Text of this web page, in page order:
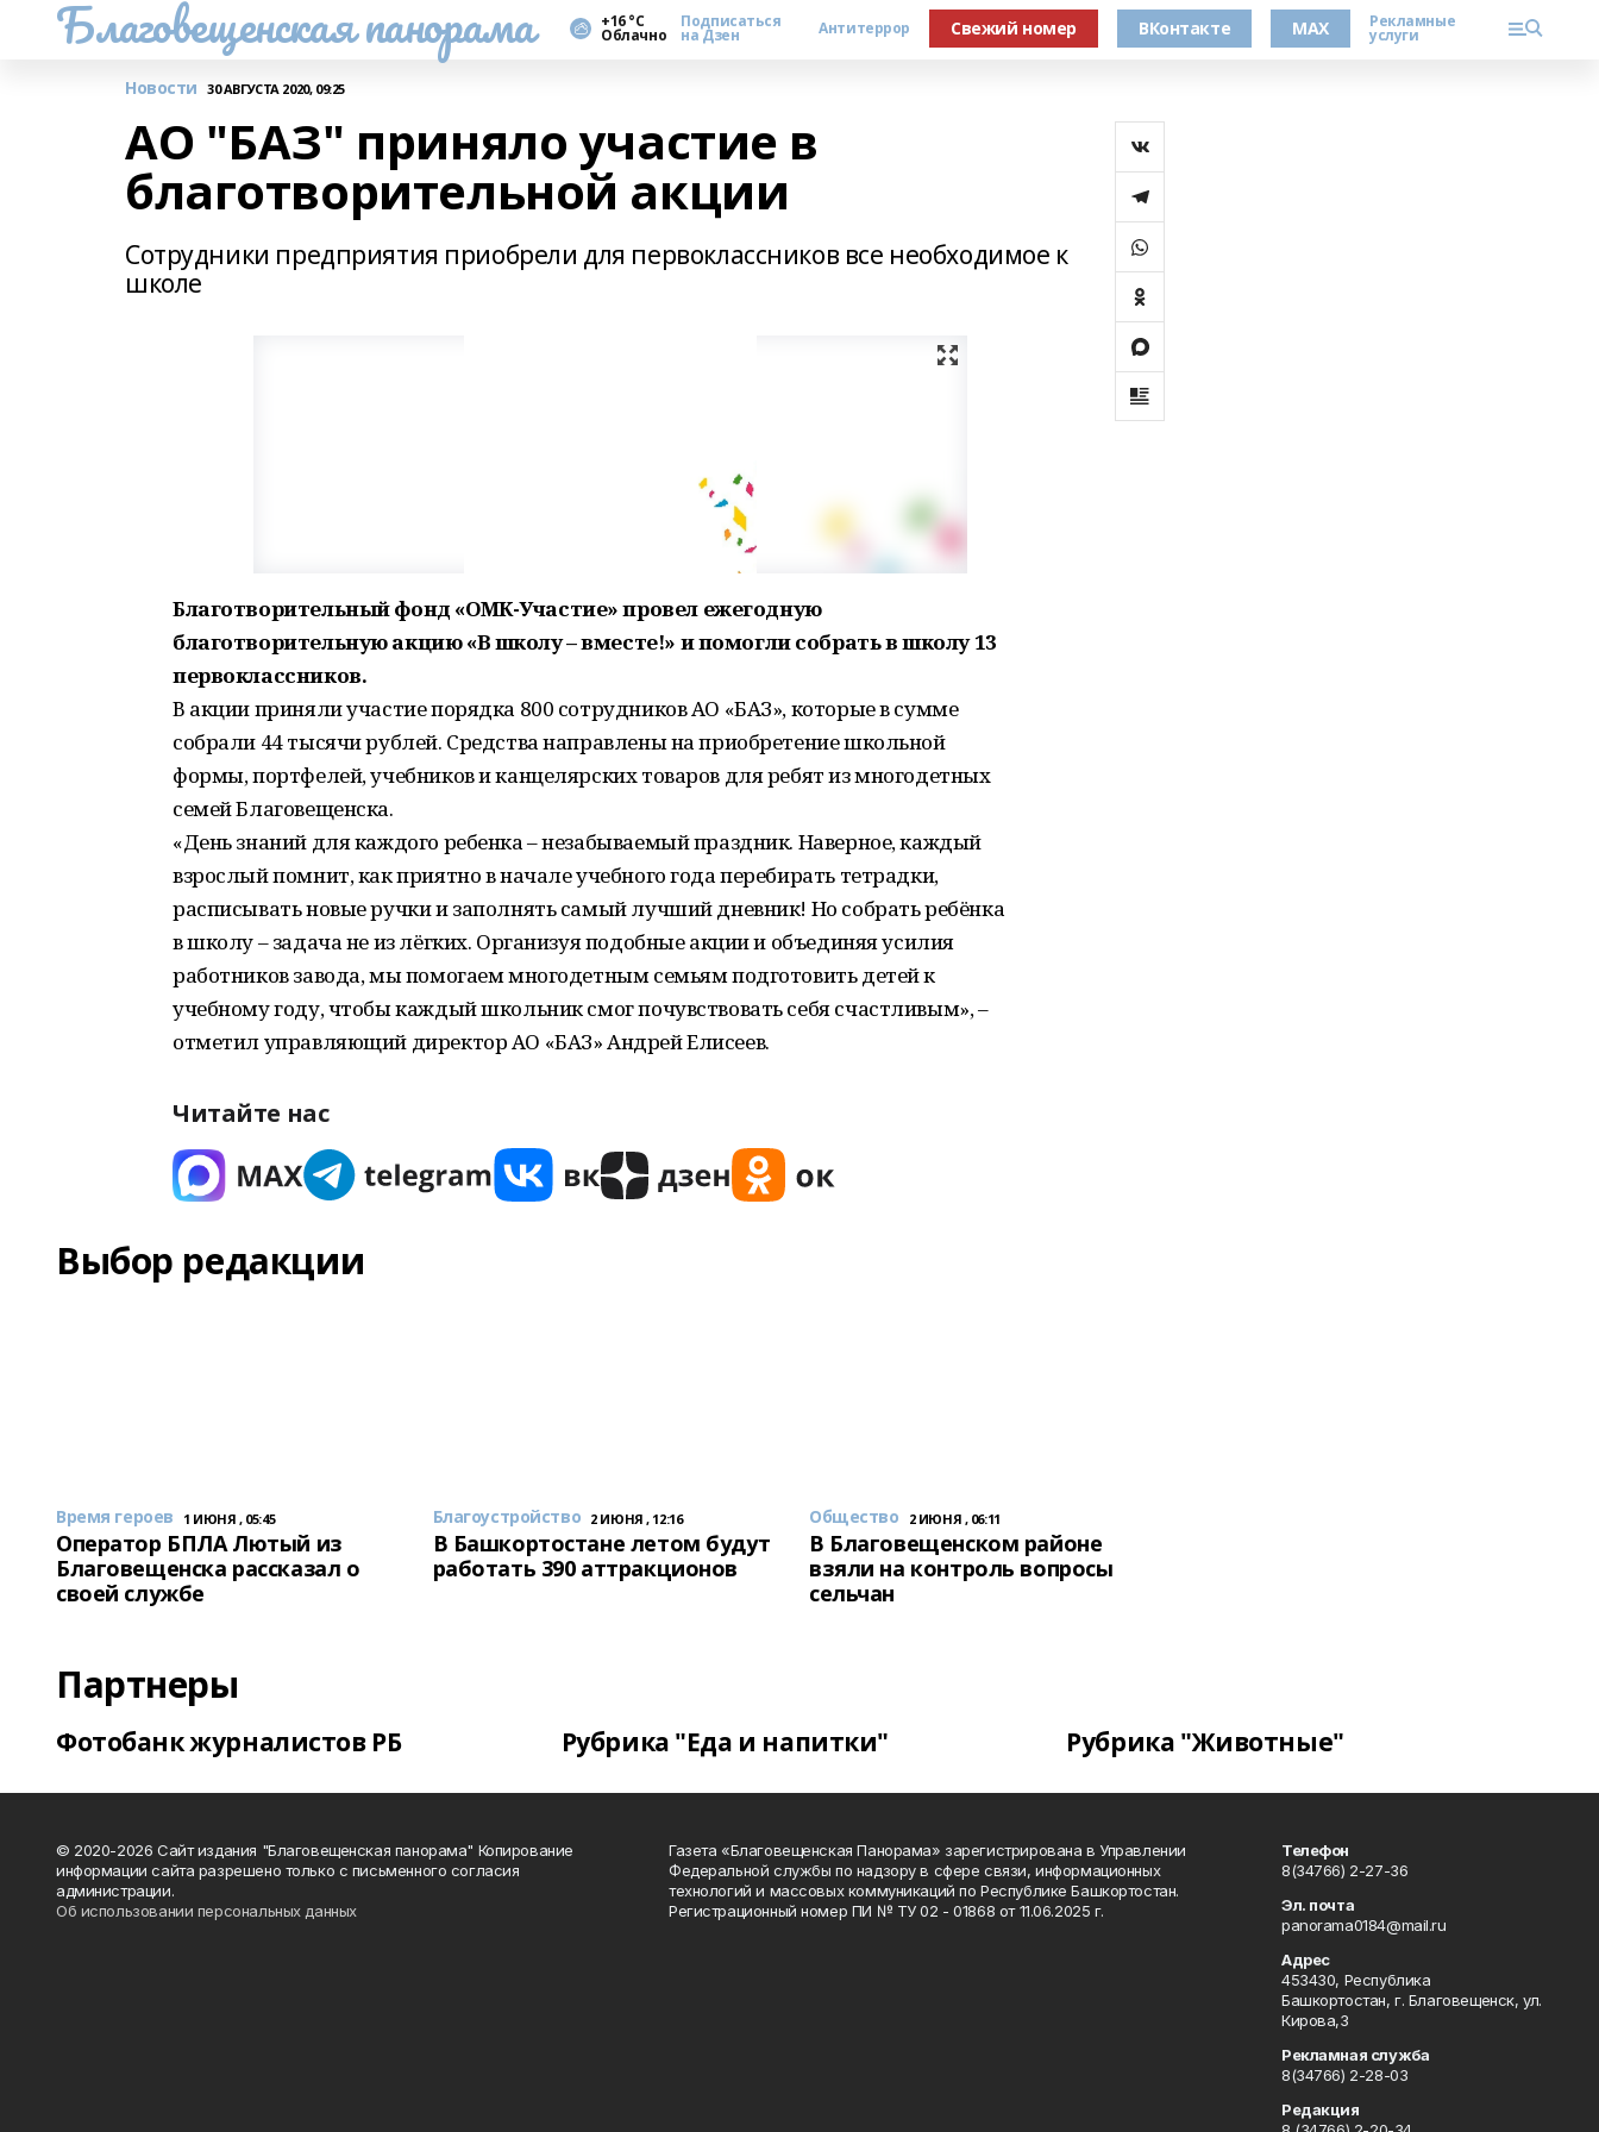
Благовещенская панорама +16 °С
Облачно
Подписаться
на Дзен Антитеррор Свежий номер ВКонтакте MAX Рекламные
услуги
Новости 30 АВГУСТА 2020, 09:25
АО "БАЗ" приняло участие в
благотворительной акции
Сотрудники предприятия приобрели для первоклассников все необходимое к
школе
Благотворительный фонд «ОМК-Участие» провел ежегодную
благотворительную акцию «В школу – вместе!» и помогли собрать в школу 13
первоклассников.
В акции приняли участие порядка 800 сотрудников АО «БАЗ», которые в сумме
собрали 44 тысячи рублей. Средства направлены на приобретение школьной
формы, портфелей, учебников и канцелярских товаров для ребят из многодетных
семей Благовещенска.
«День знаний для каждого ребенка – незабываемый праздник. Наверное, каждый
взрослый помнит, как приятно в начале учебного года перебирать тетрадки,
расписывать новые ручки и заполнять самый лучший дневник! Но собрать ребёнка
в школу – задача не из лёгких. Организуя подобные акции и объединяя усилия
работников завода, мы помогаем многодетным семьям подготовить детей к
учебному году, чтобы каждый школьник смог почувствовать себя счастливым», –
отметил управляющий директор АО «БАЗ» Андрей Елисеев.
Читайте нас
Выбор редакции
Время героев 1 ИЮНЯ , 05:45
Оператор БПЛА Лютый из
Благовещенска рассказал о
своей службе
Благоустройство 2 ИЮНЯ , 12:16
В Башкортостане летом будут
работать 390 аттракционов
Общество 2 ИЮНЯ , 06:11
В Благовещенском районе
взяли на контроль вопросы
сельчан
Партнеры
Фотобанк журналистов РБ Рубрика "Еда и напитки" Рубрика "Животные"
© 2020-2026 Сайт издания "Благовещенская панорама" Копирование
информации сайта разрешено только с письменного согласия
администрации.
Об использовании персональных данных
Газета «Благовещенская Панорама» зарегистрирована в Управлении
Федеральной службы по надзору в сфере связи, информационных
технологий и массовых коммуникаций по Республике Башкортостан.
Регистрационный номер ПИ № ТУ 02 - 01868 от 11.06.2025 г.
Телефон
8(34766) 2-27-36
Эл. почта
panorama0184@mail.ru
Адрес
453430, Республика
Башкортостан, г. Благовещенск, ул.
Кирова,3
Рекламная служба
8(34766) 2-28-03
Редакция